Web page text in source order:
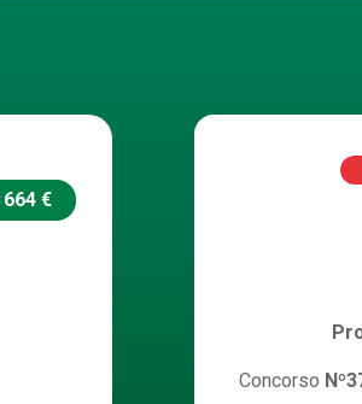
664 €
Concorso